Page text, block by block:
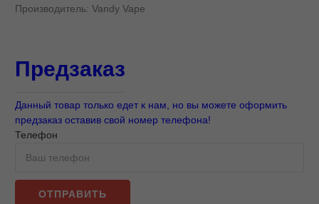
Производитель: Vandy Vape
Предзаказ
Данный товар только едет к нам, но вы можете оформить
предзаказ оставив свой номер телефона!
Телефон
ОТПРАВИТЬ